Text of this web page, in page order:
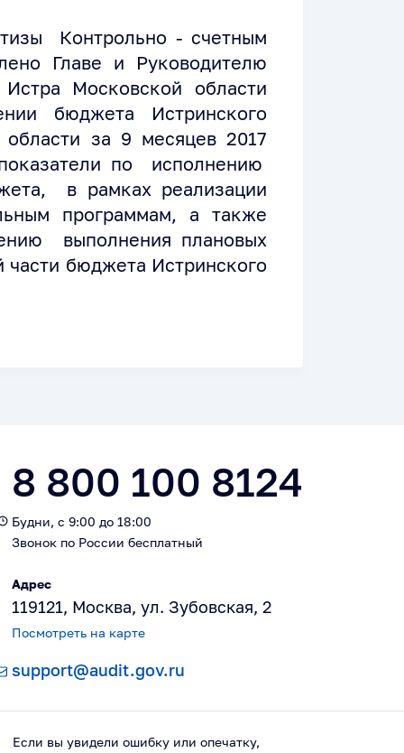
Контрольно - счетным
Главе и Руководителю
Московской области
бюджета Истринского
за 9 месяцев 2017
по исполнению
в рамках реализации
программам, а также
выполнения плановых
бюджета Истринского
8 800 100 8124
Будни, с 9:00 до 18:00
Звонок по России бесплатный
Адрес
119121, Москва, ул. Зубовская, 2
Посмотреть на карте
support@audit.gov.ru
Если вы увидели ошибку или опечатку,